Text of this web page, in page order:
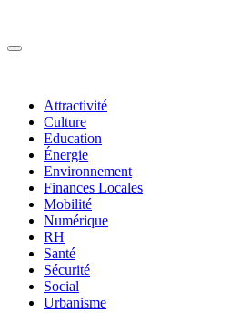
Attractivité
Culture
Education
Énergie
Environnement
Finances Locales
Mobilité
Numérique
RH
Santé
Sécurité
Social
Urbanisme